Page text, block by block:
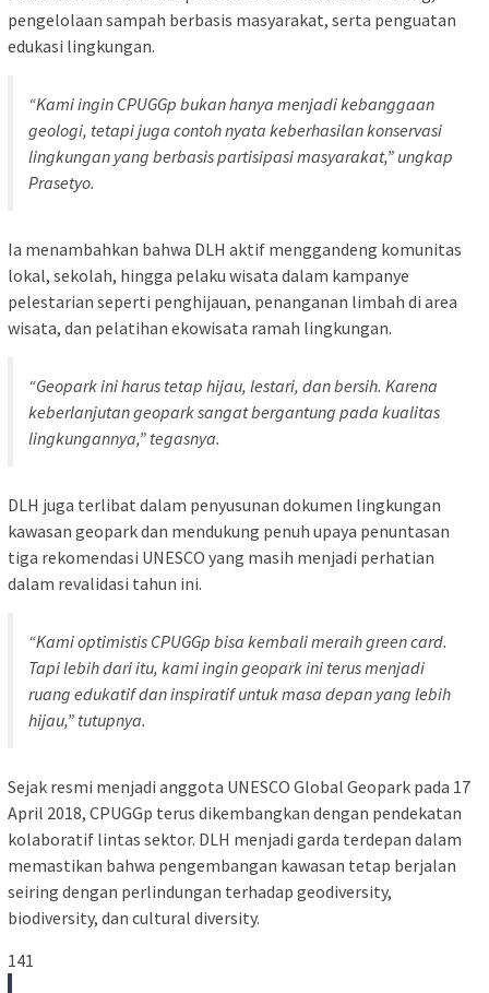
pengelolaan sampah berbasis masyarakat, serta penguatan
edukasi lingkungan.
“Kami ingin CPUGGp bukan hanya menjadi kebanggaan
geologi, tetapi juga contoh nyata keberhasilan konservasi
lingkungan yang berbasis partisipasi masyarakat,” ungkap
Prasetyo.
Ia menambahkan bahwa DLH aktif menggandeng komunitas
lokal, sekolah, hingga pelaku wisata dalam kampanye
pelestarian seperti penghijauan, penanganan limbah di area
wisata, dan pelatihan ekowisata ramah lingkungan.
“Geopark ini harus tetap hijau, lestari, dan bersih. Karena
keberlanjutan geopark sangat bergantung pada kualitas
lingkungannya,” tegasnya.
DLH juga terlibat dalam penyusunan dokumen lingkungan
kawasan geopark dan mendukung penuh upaya penuntasan
tiga rekomendasi UNESCO yang masih menjadi perhatian
dalam revalidasi tahun ini.
“Kami optimistis CPUGGp bisa kembali meraih green card.
Tapi lebih dari itu, kami ingin geopark ini terus menjadi
ruang edukatif dan inspiratif untuk masa depan yang lebih
hijau,” tutupnya.
Sejak resmi menjadi anggota UNESCO Global Geopark pada 17
April 2018, CPUGGp terus dikembangkan dengan pendekatan
kolaboratif lintas sektor. DLH menjadi garda terdepan dalam
memastikan bahwa pengembangan kawasan tetap berjalan
seiring dengan perlindungan terhadap geodiversity,
biodiversity, dan cultural diversity.
141